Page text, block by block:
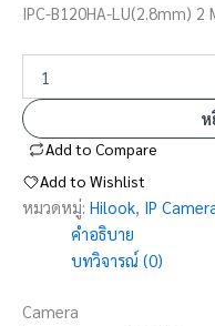
IPC-B120HA-LU(2.8mm)
ห
Add to Compare
Add to Wishlist
หมวดหมู่: Hilook, IP
คำอธิบาย
บทวิจารณ์ (0)
Camera